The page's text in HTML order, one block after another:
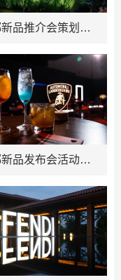
成都新品推介会策划方案推荐
成都新品发布会活动策划推荐